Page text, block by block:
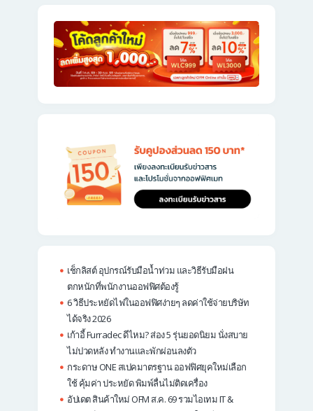
เช็กลิสต์ อุปกรณ์รับมือน้ำท่วม และวิธีรับมือฝน
ตกหนักที่พนักงานออฟฟิศต้องรู้
6 วิธีประหยัดไฟในออฟฟิศง่ายๆ ลดค่าใช้จ่ายบริษัท
ได้จริง 2026
เก้าอี้ Furradec ดีไหม? ส่อง 5 รุ่นยอดนิยม นั่งสบาย
ไม่ปวดหลัง ทำงานและพักผ่อนลงตัว
กระดาษ ONE สเปคมาตรฐาน ออฟฟิศยุคใหม่เลือก
ใช้ คุ้มค่า ประหยัด พิมพ์ลื่นไม่ติดเครื่อง
อัปเดต สินค้าใหม่ OFM ส.ค. 69 รวมไอเทม IT &